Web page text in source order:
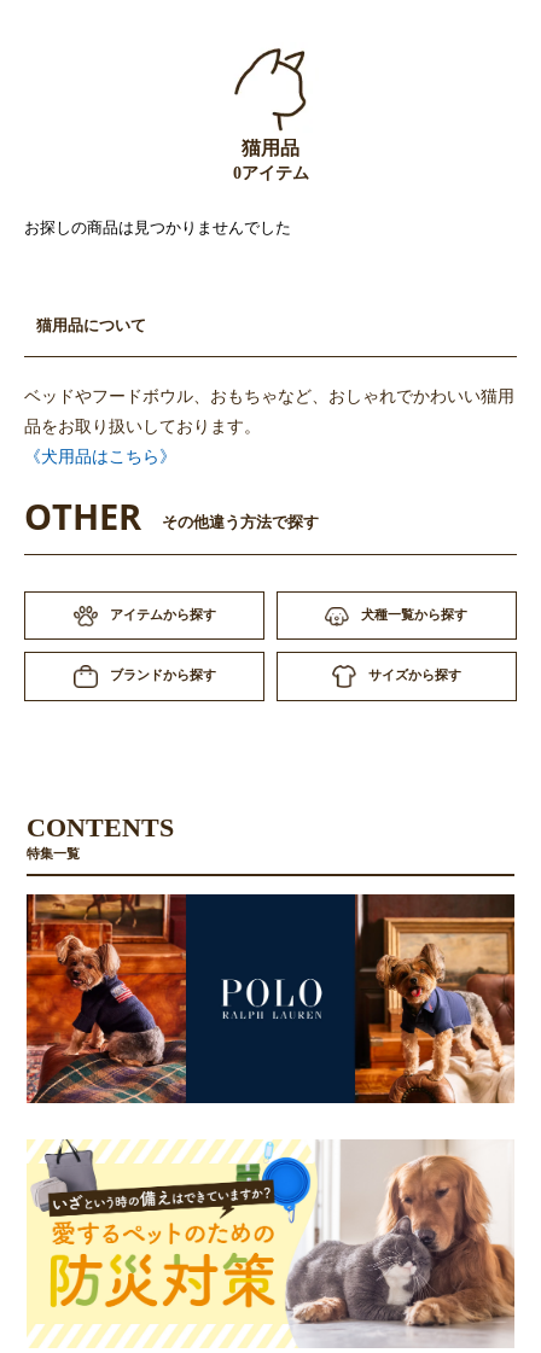
猫用品
0アイテム
お探しの商品は見つかりませんでした
猫用品について
ベッドやフードボウル、おもちゃなど、おしゃれでかわいい猫用
品をお取り扱いしております。
《犬用品はこちら》
OTHER その他違う方法で探す
アイテムから探す 犬種一覧から探す
ブランドから探す サイズから探す
CONTENTS
特集一覧